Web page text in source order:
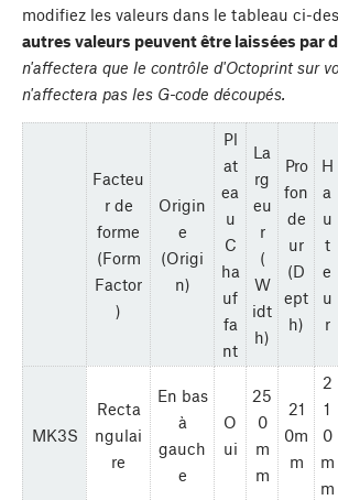
modifiez les valeurs dans le tableau ci-
autres valeurs peuvent être laissées par
n'affectera que le contrôle d'Octoprint sur
n'affectera pas les G-code découpés.
Facteu
r de
forme
(Form
Factor
)
Origin
e
(Origi
n)
Pl
at
ea
u
C
ha
uf
fa
nt
La
rg
eu
r
(
W
idt
h)
Pro
fon
de
ur
(D
ept
h)
H
a
u
t
e
u
r
MK3S
Recta
ngulai
re
En bas
à
gauch
e
O
ui
25
0
m
m
21
0m
m
2
1
0
m
m